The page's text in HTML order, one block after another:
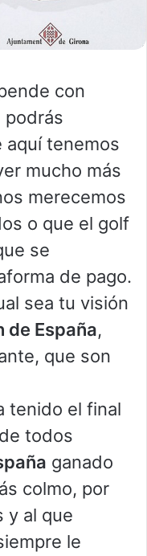
con
podrás
aquí tenemos
mucho más
merecemos
o que el golf
se
de pago.
sea tu visión
de España,
que son
tenido el final
todos
ganado
colmo, por
y al que
le